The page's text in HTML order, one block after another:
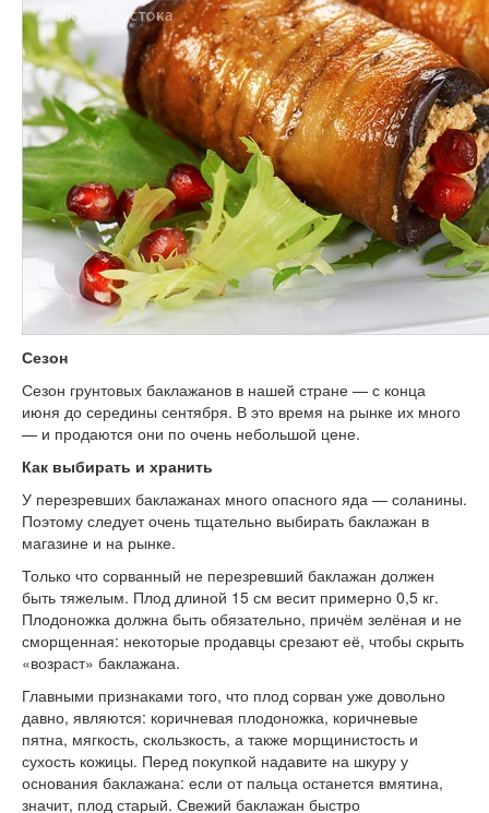
Сезон
Сезон грунтовых баклажанов в нашей стране — с конца
июня до середины сентября. В это время на рынке их много
— и продаются они по очень небольшой цене.
Как выбирать и хранить
У перезревших баклажанах много опасного яда — соланины.
Поэтому следует очень тщательно выбирать баклажан в
магазине и на рынке.
Только что сорванный не перезревший баклажан должен
быть тяжелым. Плод длиной 15 см весит примерно 0,5 кг.
Плодоножка должна быть обязательно, причём зелёная и не
сморщенная: некоторые продавцы срезают её, чтобы скрыть
«возраст» баклажана.
Главными признаками того, что плод сорван уже довольно
давно, являются: коричневая плодоножка, коричневые
пятна, мягкость, скользкость, а также морщинистость и
сухость кожицы. Перед покупкой надавите на шкуру у
основания баклажана: если от пальца останется вмятина,
значит, плод старый. Свежий баклажан быстро